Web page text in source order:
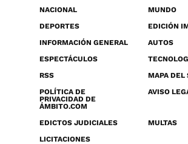
NACIONAL
MUNDO
DEPORTES
EDICIÓN
INFORMACIÓN GENERAL
AUTOS
ESPECTÁCULOS
RSS
MAPA DEL
POLÍTICA DE
PRIVACIDAD DE
ÁMBITO.COM
AVISO
EDICTOS JUDICIALES
MULTAS
LICITACIONES